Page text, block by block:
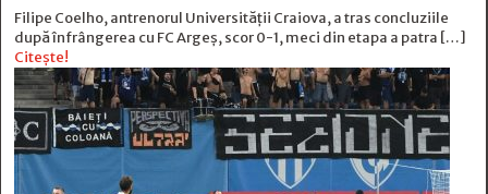
Filipe Coelho, antrenorul Universității Craiova, a tras concluziile
după înfrângerea cu FC Argeș, scor 0-1, meci din etapa a patra […]
Citește!